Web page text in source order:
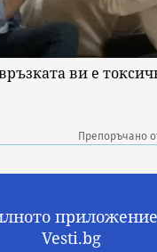
ви е
Препоръчано
Vesti.bg